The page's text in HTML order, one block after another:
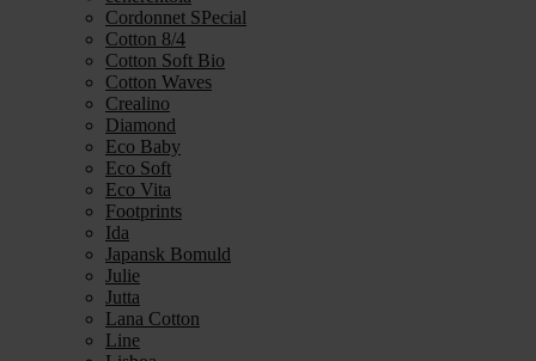
Cordonnet SPecial
Cotton 8/4
Cotton Soft Bio
Cotton Waves
Crealino
Diamond
Eco Baby
Eco Soft
Eco Vita
Footprints
Ida
Japansk Bomuld
Julie
Jutta
Lana Cotton
Line